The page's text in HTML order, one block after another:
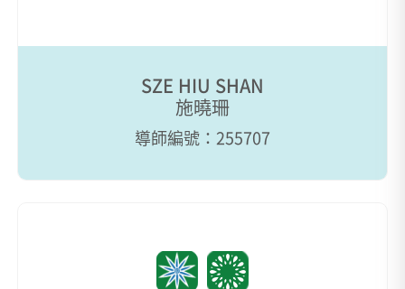
SZE HIU SHAN
施曉珊
導師編號：255707